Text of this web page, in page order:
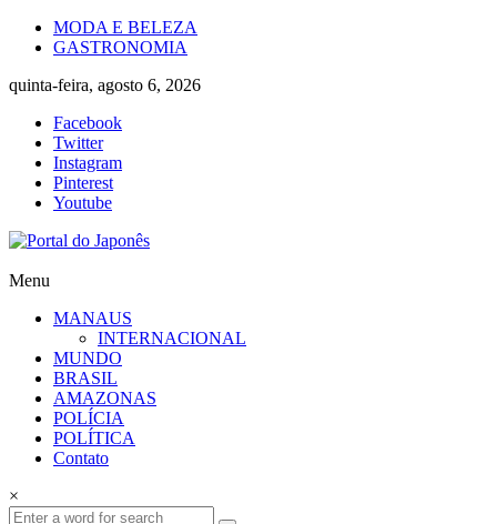
Skip
MODA E BELEZA
GASTRONOMIA
quinta-feira, agosto 6, 2026
Facebook
Twitter
Instagram
Pinterest
Youtube
Portal
Japonês
Japão
mais
perto
Menu
MANAUS
INTERNACIONAL
MUNDO
BRASIL
AMAZONAS
POLÍCIA
POLÍTICA
Contato
×